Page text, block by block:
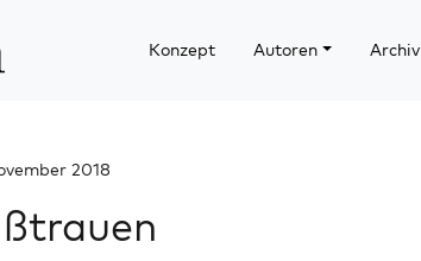
Konzept Autoren Archiv
2018